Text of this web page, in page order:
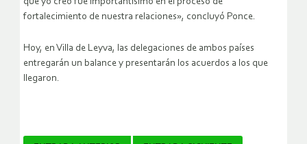
fortalecimiento de nuestra relaciones», concluyó Ponce.
Hoy, en Villa de Leyva, las delegaciones de ambos países
entregarán un balance y presentarán los acuerdos a los que
llegaron.